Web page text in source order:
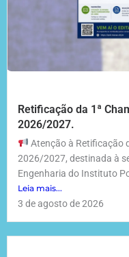
Retificação da 1ª
2026/2027.
Atenção à Retificação
2026/2027, destinada à
Engenharia do Instituto
Leia mais...
3 de agosto de 2026